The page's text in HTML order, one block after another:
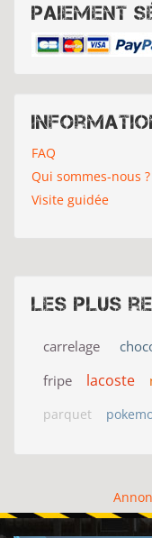
Paiement
FAQ
Qui sommes-nous ?
Visite guidée
Les plus
carrelage
fripe
lacoste
parquet